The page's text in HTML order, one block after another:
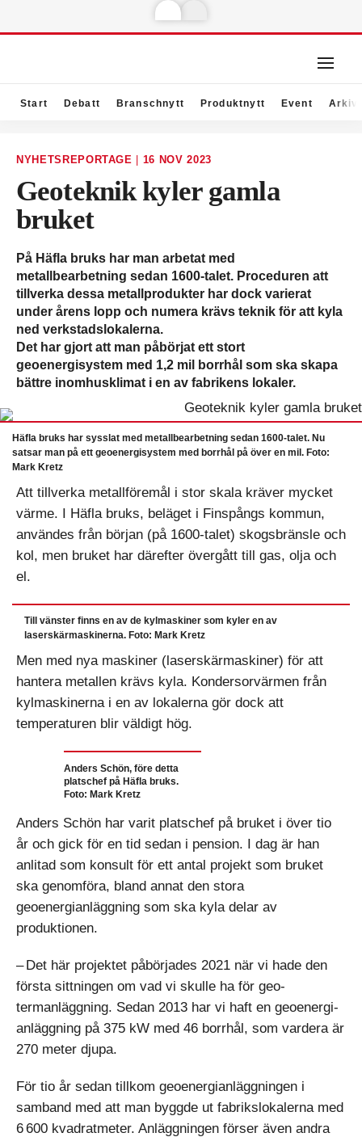
Start Debatt Branschnytt Produktnytt Event Arkiv
NYHETSREPORTAGE 16 NOV 2023
Geoteknik kyler gamla
bruket
På Häfla bruks har man arbetat med
metallbearbetning sedan 1600-talet. Proceduren att
tillverka dessa metallprodukter har dock varierat
under årens lopp och numera krävs teknik för att kyla
ned verkstadslokalerna.
Det har gjort att man påbörjat ett stort
geoenergisystem med 1,2 mil borrhål som ska skapa
bättre inomhusklimat i en av fabrikens lokaler.
Häfla bruks har sysslat med metallbearbetning sedan 1600-talet. Nu
satsar man på ett geoenergisystem med borrhål på över en mil. Foto:
Mark Kretz
Att tillverka metallföremål i stor skala kräver mycket
värme. I Häfla bruks, beläget i Finspångs kommun,
användes från början (på 1600-talet) skogsbränsle och
kol, men bruket har därefter övergått till gas, olja och
el.
Till vänster finns en av de kylmaskiner som kyler en av
laserskärmaskinerna. Foto: Mark Kretz
Men med nya maskiner (laserskärmaskiner) för att
hantera metallen krävs kyla. Kondersorvärmen från
kylmaskinerna i en av lokalerna gör dock att
temperaturen blir väldigt hög.
Anders Schön, före detta
platschef på Häfla bruks.
Foto: Mark Kretz
Anders Schön har varit platschef på bruket i över tio
år och gick för en tid sedan i pension. I dag är han
anlitad som konsult för ett antal projekt som bruket
ska genomföra, bland annat den stora
geoenergianläggning som ska kyla delar av
produktionen.
– Det här projektet påbörjades 2021 när vi hade den
första sittningen om vad vi skulle ha för geo­
termanläggning. Sedan 2013 har vi haft en geoenergi­
anläggning på 375 kW med 46 borrhål, som vardera är
270 meter djupa.
För tio år sedan tillkom geoenergianläggningen i
samband med att man byggde ut fabrikslokalerna med
6 600 kvadratmeter. Anläggningen förser även andra